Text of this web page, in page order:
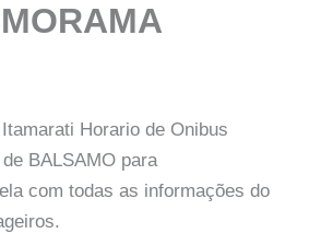
Horario de Onibus
BALSAMO para
com todas as informações do